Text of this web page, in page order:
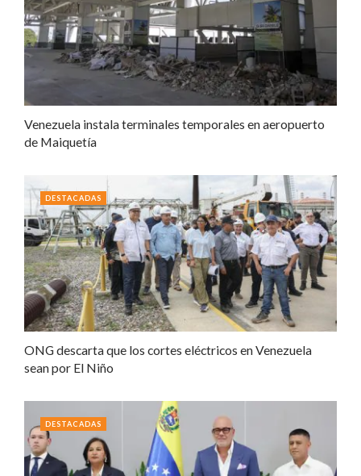
Venezuela instala terminales temporales en aeropuerto
de Maiquetía
ONG descarta que los cortes eléctricos en Venezuela
sean por El Niño
DESTACADAS
DESTACADAS